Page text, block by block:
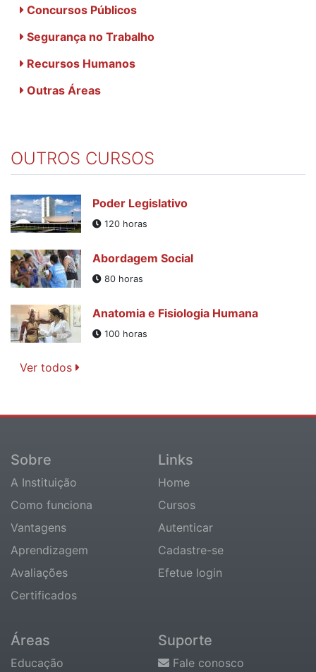
Concursos Públicos
Segurança no Trabalho
Recursos Humanos
Outras Áreas
OUTROS CURSOS
Poder Legislativo
120 horas
Abordagem Social
80 horas
Anatomia e Fisiologia Humana
100 horas
Ver todos
Sobre
A Instituição
Como funciona
Vantagens
Aprendizagem
Avaliações
Certificados
Links
Home
Cursos
Autenticar
Cadastre-se
Efetue login
Áreas
Educação
Suporte
Fale conosco